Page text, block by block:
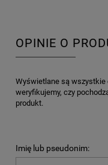
OPINIE O
Wyświetlane są wszystkie
weryfikujemy, czy
produkt.
Imię lub pseudonim: